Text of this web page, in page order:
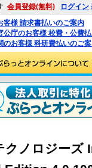
会員登録(無料) ログイン
客様 請求書払いのご案内
公庁のお客様 校費・公費
のお客様 科研費払いのご
クノロジー